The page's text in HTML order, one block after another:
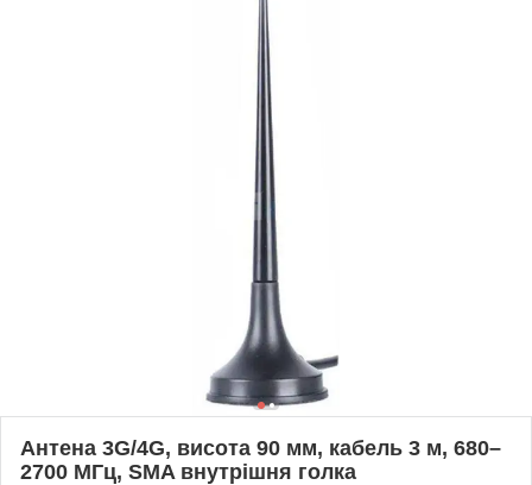
Антена 3G/4G, висота 90 мм, кабель 3 м, 680–
2700 МГц, SMA внутрішня голка